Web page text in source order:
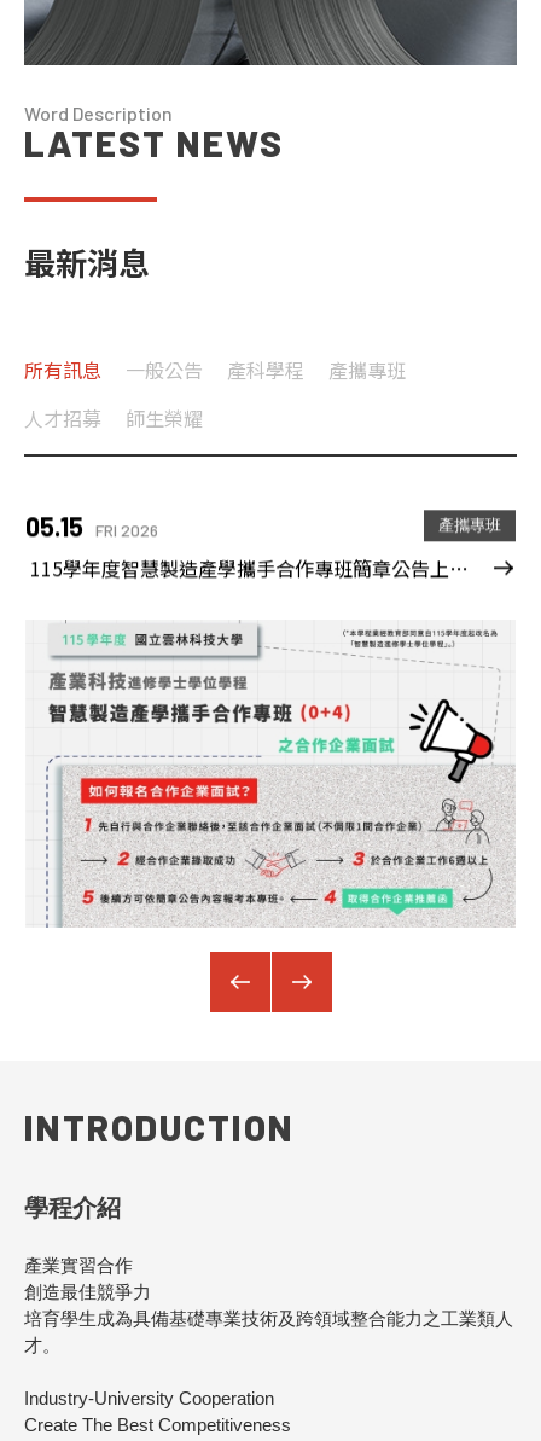
Word Description
LATEST NEWS
最新消息
所有訊息 一般公告 產科學程
產攜專班
人才招募
師生榮耀
07.06 MON 2026
05.15 產攜專班
INTRODUCTION
學程介紹
產業實習合作
創造最佳競爭力
培育學生成為具備基礎專業技術及跨領域整合能力之工業類人
才。
Industry-University Cooperation
Create The Best Competitiveness